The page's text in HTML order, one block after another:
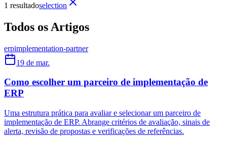
1 resultadoselection
Todos os Artigos
erpimplementation-partner
19 de mar.
Como escolher um parceiro de implementação de
ERP
Uma estrutura prática para avaliar e selecionar um parceiro de
implementação de ERP. Abrange critérios de avaliação, sinais de
alerta, revisão de propostas e verificações de referências.